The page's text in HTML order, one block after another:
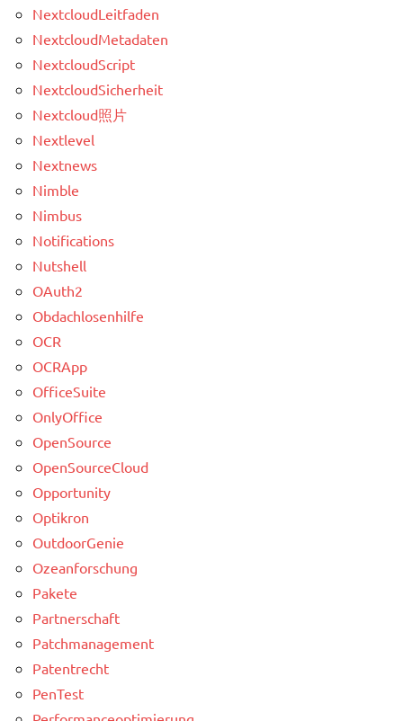
NextcloudLeitfaden
NextcloudMetadaten
NextcloudScript
NextcloudSicherheit
Nextcloud照片
Nextlevel
Nextnews
Nimble
Nimbus
Notifications
Nutshell
OAuth2
Obdachlosenhilfe
OCR
OCRApp
OfficeSuite
OnlyOffice
OpenSource
OpenSourceCloud
Opportunity
Optikron
OutdoorGenie
Ozeanforschung
Pakete
Partnerschaft
Patchmanagement
Patentrecht
PenTest